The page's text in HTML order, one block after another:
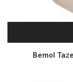
Bemol